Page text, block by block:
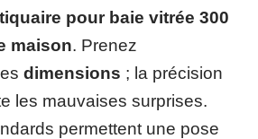
pour baie vitrée 300
maison. Prenez
dimensions ; la précision
les mauvaises surprises.
permettent une pose